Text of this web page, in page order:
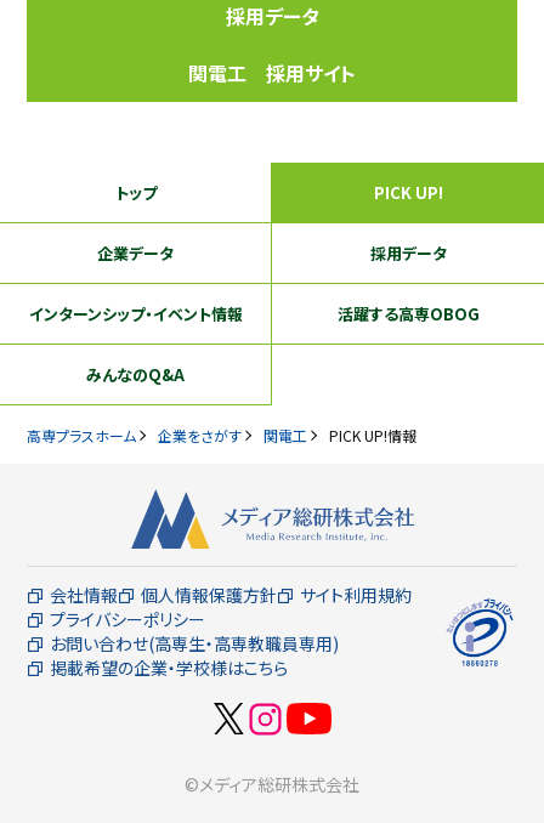
採用データ
関電工 採用サイト
トップ PICK UP!
企業データ 採用データ
インターンシップ・イベント情報 活躍する高専OBOG
みんなのQ&A
高専プラスホーム 企業をさがす 関電工 PICK UP!情報
会社情報 個人情報保護方針
サイト利用規約
プライバシーポリシー
お問い合わせ(高専生・高専教職員専用)
掲載希望の企業・学校様はこちら
©メディア総研株式会社